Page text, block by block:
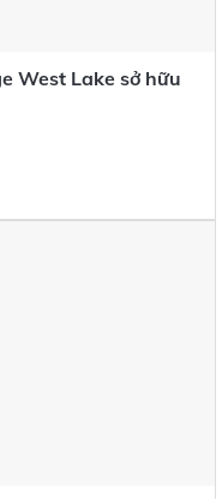
West Lake sở hữu